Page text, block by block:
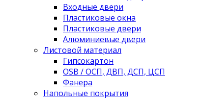
Входные двери
Пластиковые окна
Пластиковые двери
Алюминиевые двери
Листовой материал
Гипсокартон
OSB / ОСП, ДВП, ДСП, ЦСП
Фанера
Напольные покрытия